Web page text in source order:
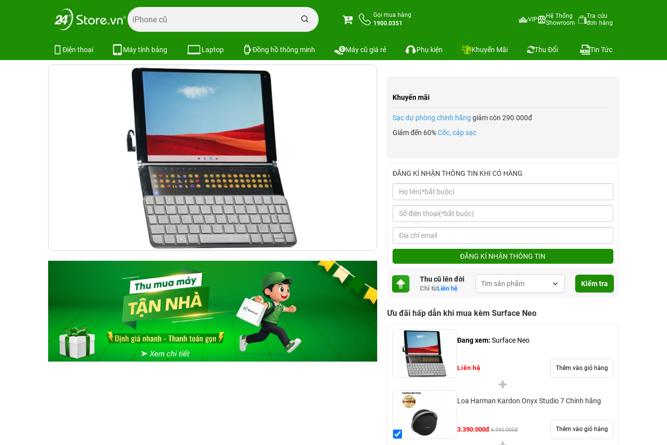
Gọi mua hàng
1900.0351
VIP
Hệ Thống
Showroom
Tra cứu
đơn hàng
Điện thoại Máy tính bảng Laptop Đồng hồ thông minh Máy cũ giá rẻ Phụ kiện Khuyến Mãi Thu Đổi Tin Tức
Trang chủ Surface
Khuyến mãi
Sạc dự phòng chính hãng giảm còn 290.000đ
Giảm đến 60%Cốc, cáp sạc
ĐĂNG KÍ NHẬN THÔNG TIN KHI CÓ HÀNG
ĐĂNG KÍ NHẬN THÔNG TIN
Thu cũ lên đời
Chỉ từLiên hệ
Kiểm tra
Ưu đãi hấp dẫn khi mua kèm Surface Neo
Đang xem: Surface Neo
Liên hệ Thêm vào giỏ hàng
Loa Harman Kardon Onyx Studio 7 Chính hãng
3.390.000đ 6.990.000đ Thêm vào giỏ hàng